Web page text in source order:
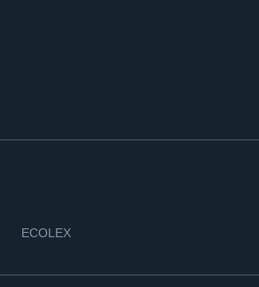
ECOLEX